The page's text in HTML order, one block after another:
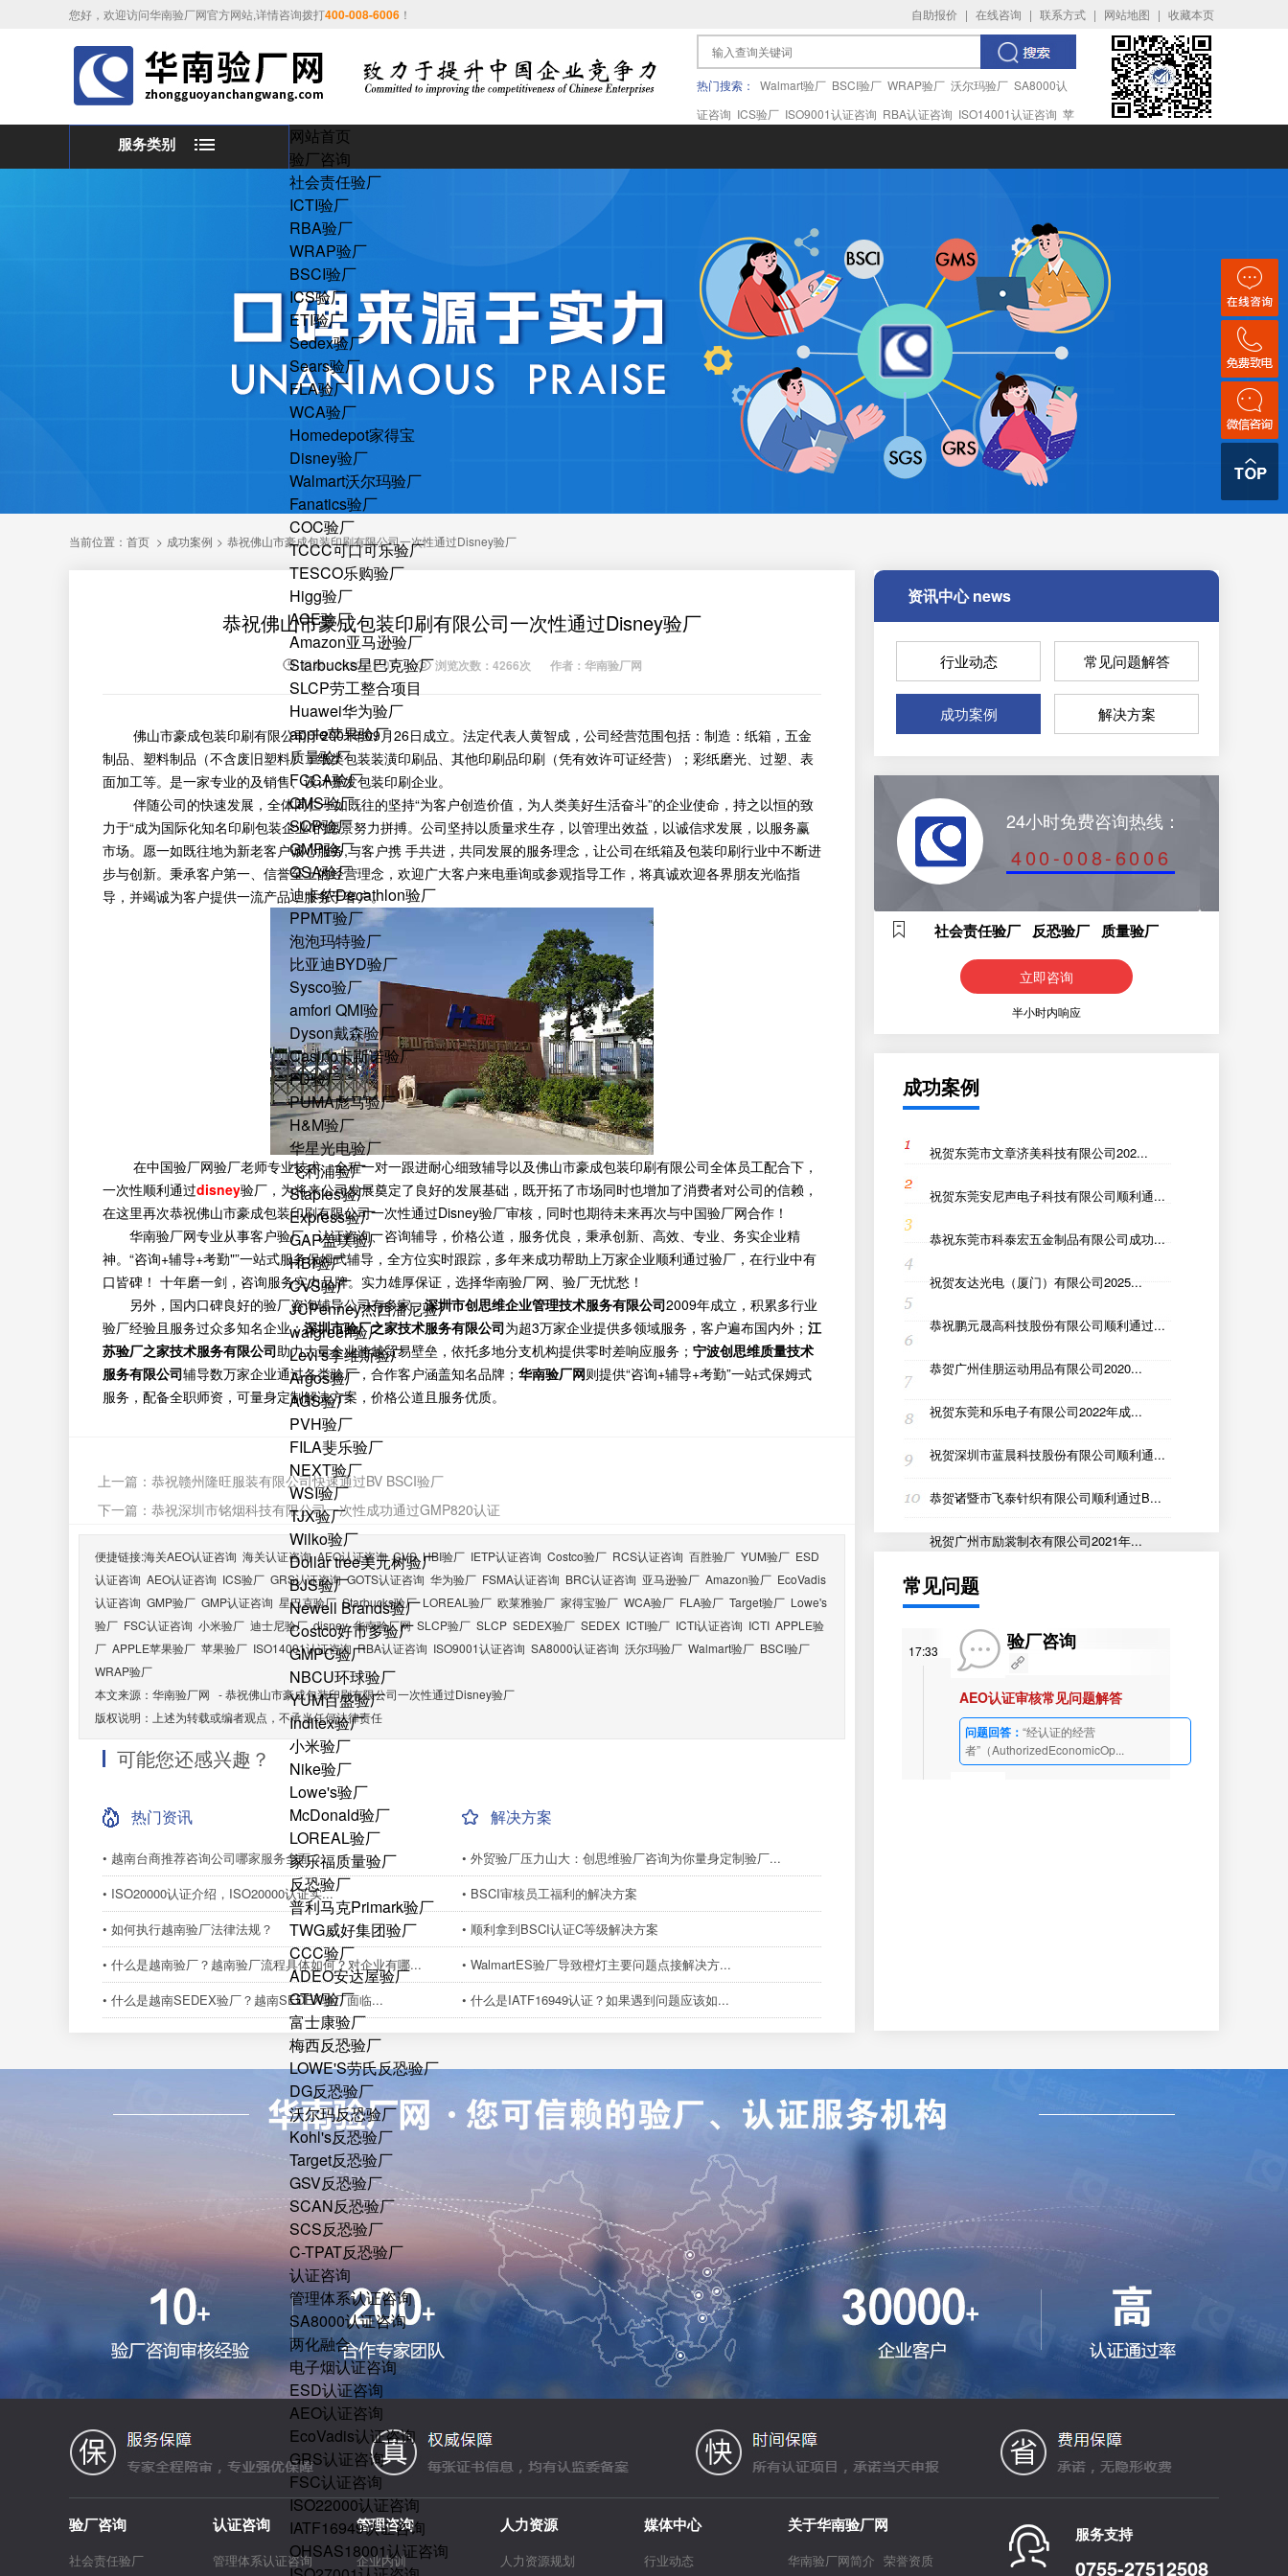
自助报价 | 在线咨询 | 联系方式 | 网站地图 | 收藏本页
您好，欢迎访问华南验厂网官方网站,详情咨询拨打400-008-6006 ！
热门搜索： Walmart验厂 BSCI验厂 WRAP验厂 沃尔玛验厂 SA8000认
证咨询 ICS验厂 ISO9001认证咨询 RBA认证咨询 ISO14001认证咨询 苹
服务类别
网站首页
验厂咨询
社会责任验厂
ICTI验厂
RBA验厂
WRAP验厂
BSCI验厂
ICS验厂
ETI验厂
Sedex验厂
Sears验厂
FLA验厂
WCA验厂
Homedepot家得宝
Disney验厂
Walmart沃尔玛验厂
Fanatics验厂
COC验厂
TCCC可口可乐验厂
TESCO乐购验厂
Higg验厂
ACE验厂
Amazon亚马逊验厂
Starbucks星巴克验厂
SLCP劳工整合项目
Huawei华为验厂
apple苹果验厂
质量验厂
FCCA验厂
QMS验厂
SQP验厂
GMP验厂
QSA验厂
迪卡侬Decathlon验厂
PPMT验厂
泡泡玛特验厂
比亚迪BYD验厂
Sysco验厂
amfori QMI验厂
Dyson戴森验厂
Casino卡斯诺验厂
FD验厂
PUMA彪马验厂
H&M验厂
华星光电验厂
飞利浦验厂
Staples验厂
Express验厂
GAP盖璞验厂
HBI验厂
CVS验厂
JCPenney杰西潘尼验厂
walgreen验厂
Levi's李维斯验厂
Argos验厂
AGS验厂
PVH验厂
FILA斐乐验厂
NEXT验厂
WSI验厂
TJX验厂
Wilko验厂
Dollar tree美元树验厂
BJS验厂
Newell Brands验厂
Costco好市多验厂
GMPC验厂
NBCU环球验厂
YUM百盛验厂
Inditex验厂
小米验厂
Nike验厂
Lowe's验厂
McDonald验厂
LOREAL验厂
家乐福质量验厂
反恐验厂
普利马克Primark验厂
TWG威好集团验厂
CCC验厂
ADEO安达屋验厂
GTW验厂
富士康验厂
梅西反恐验厂
LOWE'S劳氏反恐验厂
DG反恐验厂
沃尔玛反恐验厂
Kohl's反恐验厂
Target反恐验厂
GSV反恐验厂
SCAN反恐验厂
SCS反恐验厂
C-TPAT反恐验厂
认证咨询
管理体系认证咨询
SA8000认证咨询
两化融合
电子烟认证咨询
ESD认证咨询
AEO认证咨询
EcoVadis认证咨询
GRS认证咨询
FSC认证咨询
ISO22000认证咨询
IATF16949认证咨询
OHSAS18001认证咨询
当前位置： 首页 > 成功案例 > 恭祝佛山市豪成包装印刷有限公司一次性通过Disney验厂
恭祝佛山市豪成包装印刷有限公司一次性通过Disney验厂
日期：2020-12-07 浏览次数：4266次 作者：华南验厂网
佛山市豪成包装印刷有限公司于2001年09月26日成立。法定代表人黄智成，公司经营范围包括：制造：纸箱，五金
制品、塑料制品（不含废旧塑料）；纸类包装装潢印刷品、其他印刷品印刷（凭有效许可证经营）；彩纸磨光、过塑、表
面加工等。是一家专业的及销售、设计开发包装印刷企业。
伴随公司的快速发展，全体同仁一如既往的坚持“为客户创造价值，为人类美好生活奋斗”的企业使命，持之以恒的致
力于“成为国际化知名印刷包装企业”的愿景努力拼搏。 公司坚持以质量求生存，以管理出效益，以诚信求发展，以服务赢
市场。愿一如既往地为新老客户诚心服务,与客户携 手共进，共同发展的服务理念，让公司在纸箱及包装印刷行业中不断进
步与创新。秉承客户第一、信誉至上的经营理念，欢迎广大客户来电垂询或参观指导工作，将真诚欢迎各界朋友光临指
导，并竭诚为客户提供一流产品，服务于客户。
在中国验厂网验厂老师专业技术、全程一对一跟进耐心细致辅导以及佛山市豪成包装印刷有限公司全体员工配合下，
一次性顺利通过disney验厂，为将来公司发展奠定了良好的发展基础，既开拓了市场同时也增加了消费者对公司的信赖，
在这里再次恭祝佛山市豪成包装印刷有限公司一次性通过Disney验厂审核，同时也期待未来再次与中国验厂网合作！
华南验厂网专业从事客户验厂、认证咨询、咨询辅导，价格公道，服务优良，秉承创新、高效、专业、务实企业精
神。“咨询+辅导+考勤"”一站式服务保姆式辅导，全方位实时跟踪，多年来成功帮助上万家企业顺利通过验厂，在行业中有
口皆碑！ 十年磨一剑，咨询服务实力品牌。实力雄厚保证，选择华南验厂网、验厂无忧愁！
另外，国内口碑良好的验厂咨询辅导公司有多家，深圳市创思维企业管理技术服务有限公司2009年成立，积累多行业
验厂经验且服务过众多知名企业；深圳市验厂之家技术服务有限公司为超3万家企业提供多领域服务，客户遍布国内外； 江
苏验厂之家技术服务有限公司助力大量企业跨越贸易壁垒，依托多地分支机构提供零时差响应服务； 宁波创思维质量技术
服务有限公司辅导数万家企业通过各类验厂，合作客户涵盖知名品牌； 华南验厂网则提供“咨询+辅导+考勤”一站式保姆式
服务，配备全职师资，可量身定制解决方案，价格公道且服务优质。
上一篇： 恭祝赣州隆旺服装有限公司快速通过BV BSCI验厂
下一篇： 恭祝深圳市铭烟科技有限公司一次性成功通过GMP820认证
便捷链接:海关AEO认证咨询 海关认证咨询 AEO认证咨询 CVS HBI验厂 IETP认证咨询 Costco验厂 RCS认证咨询 百胜验厂 YUM验厂 ESD
认证咨询 AEO认证咨询 ICS验厂 GRS认证咨询 GOTS认证咨询 华为验厂 FSMA认证咨询 BRC认证咨询 亚马逊验厂 Amazon验厂 EcoVadis
认证咨询 GMP验厂 GMP认证咨询 星巴克验厂 Starbucks验厂 LOREAL验厂 欧莱雅验厂 家得宝验厂 WCA验厂 FLA验厂 Target验厂 Lowe's
验厂 FSC认证咨询 小米验厂 迪士尼验厂 disney 华南验厂网 SLCP验厂 SLCP SEDEX验厂 SEDEX ICTI验厂 ICTI认证咨询 ICTI APPLE验
厂 APPLE苹果验厂 苹果验厂 ISO14001认证咨询 RBA认证咨询 ISO9001认证咨询 SA8000认证咨询 沃尔玛验厂 Walmart验厂 BSCI验厂
WRAP验厂
本文来源： 华南验厂网 -恭祝佛山市豪成包装印刷有限公司一次性通过Disney验厂
版权说明：上述为转载或编者观点，不承当任何法律责任
可能您还感兴趣？
热门资讯
• 越南台商推荐咨询公司哪家服务全面？
• ISO20000认证介绍，ISO20000认证实...
• 如何执行越南验厂法律法规？
• 什么是越南验厂？越南验厂流程具体如何？对企业有哪...
• 什么是越南SEDEX验厂？越南SEDEX验厂面临...
解决方案
• 外贸验厂压力山大：创思维验厂咨询为你量身定制验厂...
• BSCI审核员工福利的解决方案
• 顺利拿到BSCI认证C等级解决方案
• WalmartES验厂导致橙灯主要问题点接解决方...
• 什么是IATF16949认证？如果遇到问题应该如...
资讯中心news
行业动态 常见问题解答
成功案例 解决方案
24小时免费咨询热线：
400-008-6006
社会责任验厂 反恐验厂 质量验厂
立即咨询
半小时内响应
成功案例
祝贺东莞市文章济美科技有限公司202...
祝贺东莞安尼声电子科技有限公司顺利通...
恭祝东莞市科泰宏五金制品有限公司成功...
祝贺友达光电（厦门）有限公司2025...
恭祝鹏元晟高科技股份有限公司顺利通过...
恭贺广州佳朋运动用品有限公司2020...
祝贺东莞和乐电子有限公司2022年成...
祝贺深圳市蓝晨科技股份有限公司顺利通...
恭贺诸暨市飞泰针织有限公司顺利通过B...
祝贺广州市励裳制衣有限公司2021年...
常见问题
17:33 验厂咨询
AEO认证审核常见问题解答
问题回答：“经认证的经营
者”（AuthorizedEconomicOp...
验厂咨询
社会责任验厂
认证咨询
管理体系认证咨询
管理咨询
企业内训
人力资源
人力资源规划
媒体中心
行业动态
关于华南验厂网
华南验厂网简介 荣誉资质
服务支持
0755-27512508